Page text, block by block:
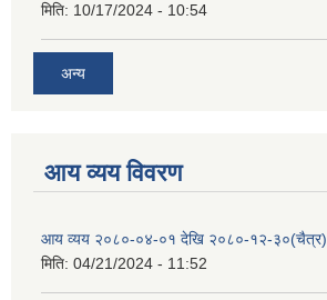
मिति: 10/17/2024 - 10:54
अन्य
आय व्यय विवरण
आय व्यय २०८०-०४-०१ देखि २०८०-१२-३०(चैत्र)
मिति: 04/21/2024 - 11:52